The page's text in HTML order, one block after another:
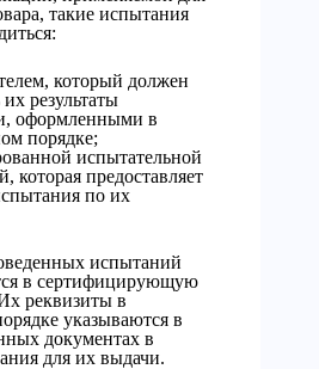
такие испытания
который должен
результаты
оформленными в
порядке;
испытательной
которая предоставляет
по их
испытаний
в сертифицирующую
реквизиты в
указываются в
документах в
для их выдачи.